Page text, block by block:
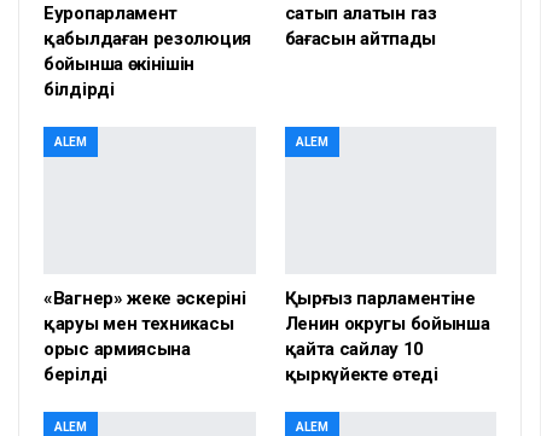
Еуропарламент
қабылдаған резолюция
бойынша өкінішін
білдірді
сатып алатын газ
бағасын айтпады
ALEM
«Вагнер» жеке әскерінің
қаруы мен техникасы
орыс армиясына
берілді
ALEM
Қырғыз парламентіне
Ленин округы бойынша
қайта сайлау 10
қыркүйекте өтеді
ALEM ALEM